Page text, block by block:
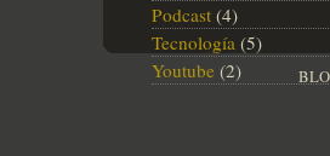
Podcast (4)
Tecnología (5)
Youtube (2)